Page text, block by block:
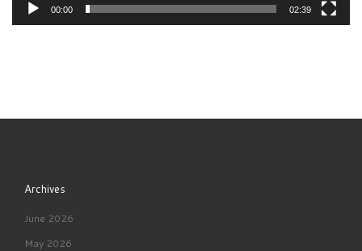
00:00 02:39
Archives
June 2026
May 2026